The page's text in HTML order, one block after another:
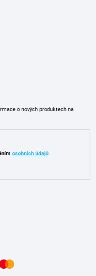
o nových produktech na
osobních údajů.